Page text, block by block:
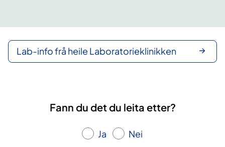
Lab-info frå heile Laboratorieklinikken
Fann du det du leita etter?
Ja Nei